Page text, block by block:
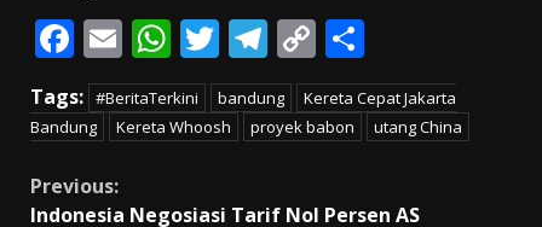
F
ac
e
b
o
E
m
ai
l
W
h
at
s
T
w
itt
er
T
el
e
gr
C
o
p
y
h
ar
e
Tags: #BeritaTerkini bandung
Kereta Cepat Jakarta
Bandung
Kereta Whoosh proyek babon utang China
Continue
Previous:
Indonesia Negosiasi Tarif Nol Persen AS